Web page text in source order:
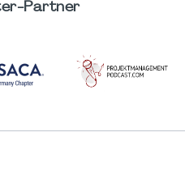
-Partner